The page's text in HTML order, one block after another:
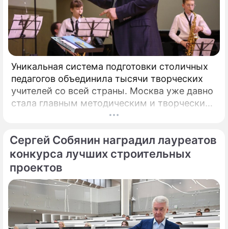
Уникальная система подготовки столичных
педагогов объединила тысячи творческих
учителей со всей страны. Москва уже давно
стала главным методическим и творческим
центром России, где рождаются самые
талантов.
Сергей Собянин наградил лауреатов
конкурса лучших строительных
проектов